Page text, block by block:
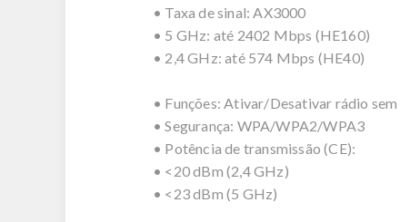
• Taxa de sinal: AX3000
• 5 GHz: até 2402 Mbps (HE160)
• 2,4 GHz: até 574 Mbps (HE40)
• Funções: Ativar/Desativar rádio
• Segurança: WPA/WPA2/WPA3
• Potência de transmissão (CE):
• <20 dBm (2,4 GHz)
• <23 dBm (5 GHz)